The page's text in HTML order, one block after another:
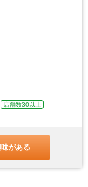
店舗数30以上
がある